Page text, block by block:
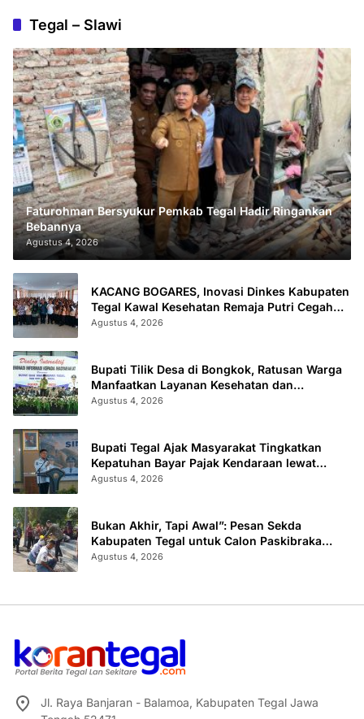
Tegal – Slawi
Faturohman Bersyukur Pemkab Tegal Hadir Ringankan
Bebannya
Agustus 4, 2026
KACANG BOGARES, Inovasi Dinkes Kabupaten
Tegal Kawal Kesehatan Remaja Putri Cegah
Stunting
Agustus 4, 2026
Bupati Tilik Desa di Bongkok, Ratusan Warga
Manfaatkan Layanan Kesehatan dan
Administrasi
Agustus 4, 2026
Bupati Tegal Ajak Masyarakat Tingkatkan
Kepatuhan Bayar Pajak Kendaraan lewat
“TULUS NGOPENI”
Agustus 4, 2026
Bukan Akhir, Tapi Awal”: Pesan Sekda
Kabupaten Tegal untuk Calon Paskibraka
2026
Agustus 4, 2026
Jl. Raya Banjaran - Balamoa, Kabupaten Tegal Jawa